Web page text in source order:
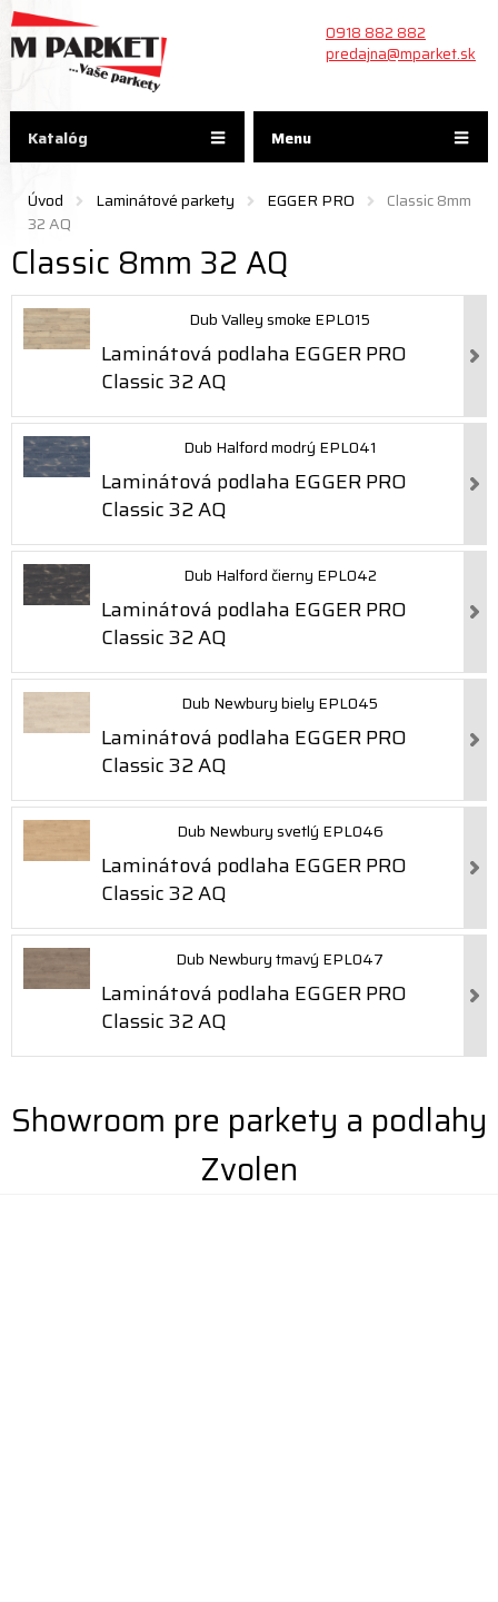
Menu
0918 882 882
predajna@mparket.sk
Úvod Laminátové parkety EGGER PRO
Classic 8mm
32 AQ
Classic 8mm 32 AQ
Dub Valley smoke EPL015
Laminátová podlaha EGGER PRO
Classic 32 AQ
Dub Halford modrý EPL041
Laminátová podlaha EGGER PRO
Classic 32 AQ
Dub Halford čierny EPL042
Laminátová podlaha EGGER PRO
Classic 32 AQ
Dub Newbury biely EPL045
Laminátová podlaha EGGER PRO
Classic 32 AQ
Dub Newbury svetlý EPL046
Laminátová podlaha EGGER PRO
Classic 32 AQ
Dub Newbury tmavý EPL047
Laminátová podlaha EGGER PRO
Classic 32 AQ
Katalóg
Showroom pre parkety a podlahy
Zvolen